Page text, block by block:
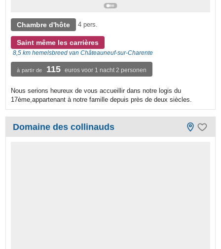
Chambre d'hôte 4 pers.
Saint même les carrières
8,5 km hemelsbreed van Châteauneuf-sur-Charente
à partir de 115 euros voor 1 nacht 2 personen
Nous serions heureux de vous accueillir dans notre logis du
17ème,appartenant à notre famille depuis près de deux siècles.
Domaine des collinauds